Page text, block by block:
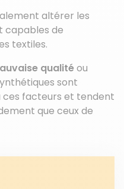
altérer les
capables de
textiles.
qualitéou
sont
ces facteurs et tendent
que ceux de